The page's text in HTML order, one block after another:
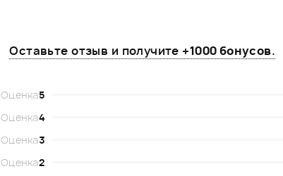
Оставьте отзыв и получите +1000 бонусов.
Оценка5
Оценка4
Оценка3
Оценка2